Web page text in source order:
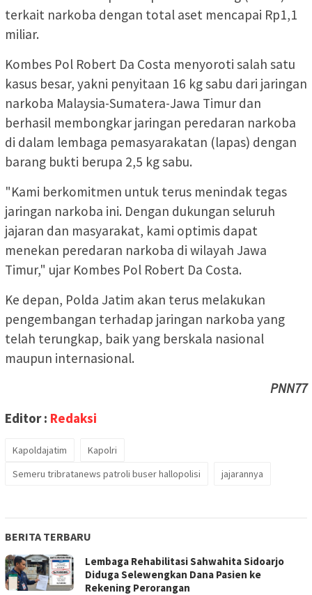
terkait narkoba dengan total aset mencapai Rp1,1
miliar.
Kombes Pol Robert Da Costa menyoroti salah satu
kasus besar, yakni penyitaan 16 kg sabu dari jaringan
narkoba Malaysia-Sumatera-Jawa Timur dan
berhasil membongkar jaringan peredaran narkoba
di dalam lembaga pemasyarakatan (lapas) dengan
barang bukti berupa 2,5 kg sabu.
"Kami berkomitmen untuk terus menindak tegas
jaringan narkoba ini. Dengan dukungan seluruh
jajaran dan masyarakat, kami optimis dapat
menekan peredaran narkoba di wilayah Jawa
Timur," ujar Kombes Pol Robert Da Costa.
Ke depan, Polda Jatim akan terus melakukan
pengembangan terhadap jaringan narkoba yang
telah terungkap, baik yang berskala nasional
maupun internasional.
PNN77
Editor : Redaksi
Kapoldajatim
Kapolri
Semeru tribratanews patroli buser hallopolisi
jajarannya
BERITA TERBARU
Lembaga Rehabilitasi Sahwahita Sidoarjo
Diduga Selewengkan Dana Pasien ke
Rekening Perorangan